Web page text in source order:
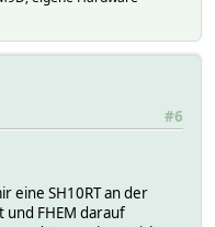
#6
eine SH10RT an der
und FHEM darauf